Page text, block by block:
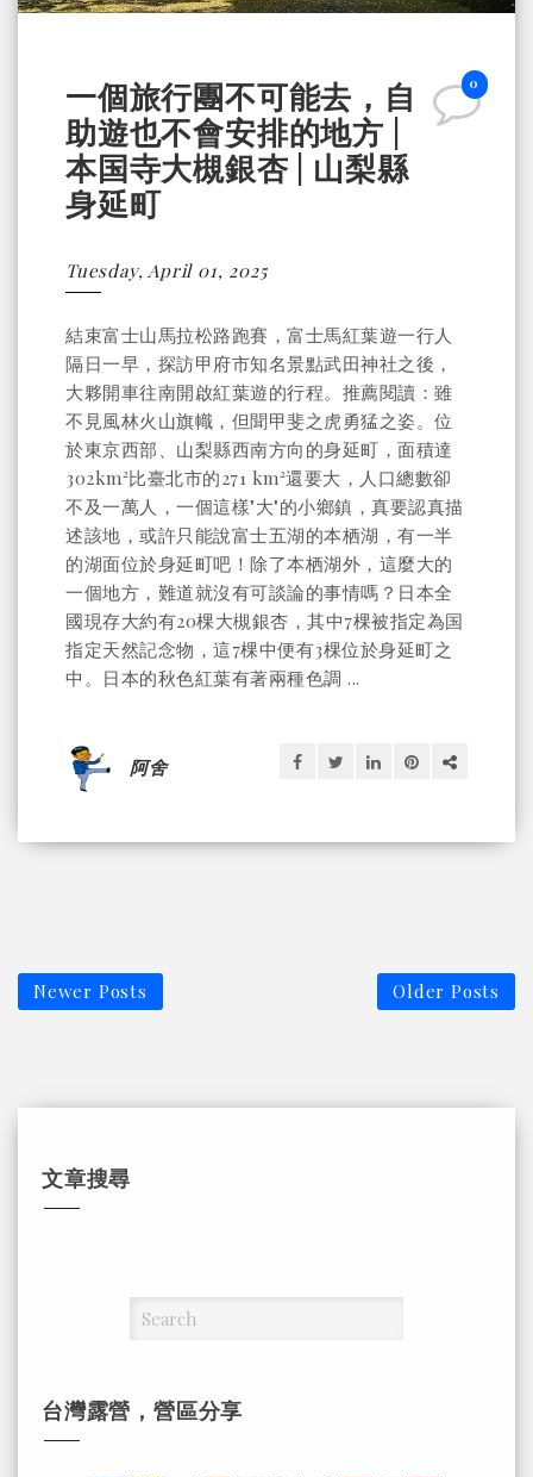
0
一個旅行團不可能去，自
助遊也不會安排的地方 |
本国寺大槻銀杏 | 山梨縣
身延町
Tuesday, April 01, 2025
結束富士山馬拉松路跑賽，富士馬紅葉遊一行人
隔日一早，探訪甲府市知名景點武田神社之後，
大夥開車往南開啟紅葉遊的行程。推薦閱讀：雖
不見風林火山旗幟，但聞甲斐之虎勇猛之姿。位
於東京西部、山梨縣西南方向的身延町，面積達
302km²比臺北市的271 km²還要大，人口總數卻
不及一萬人，一個這樣"大"的小鄉鎮，真要認真描
述該地，或許只能說富士五湖的本栖湖，有一半
的湖面位於身延町吧！除了本栖湖外，這麼大的
一個地方，難道就沒有可談論的事情嗎？日本全
國現存大約有20棵大槻銀杏，其中7棵被指定為国
指定天然記念物，這7棵中便有3棵位於身延町之
中。日本的秋色紅葉有著兩種色調 ...
阿舍
Newer Posts Older Posts
文章搜尋
台灣露營，營區分享